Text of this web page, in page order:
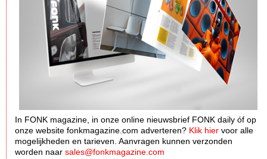
In FONK magazine, in onze online nieuwsbrief FONK daily óf op
onze website fonkmagazine.com adverteren? Klik hier voor alle
mogelijkheden en tarieven. Aanvragen kunnen verzonden
worden naar sales@fonkmagazine.com